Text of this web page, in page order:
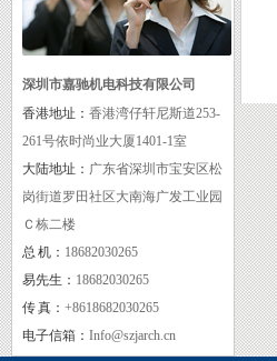
深圳市嘉驰机电科技有限公司
香港地址： 香港湾仔轩尼斯道253-
261号依时尚业大厦1401-1室
大陆地址： 广东省深圳市宝安区松
岗街道罗田社区大南海广发工业园
Ｃ栋二楼
总 机： 18682030265
易先生： 18682030265
传 真： +8618682030265
电子信箱： Info@szjarch.cn